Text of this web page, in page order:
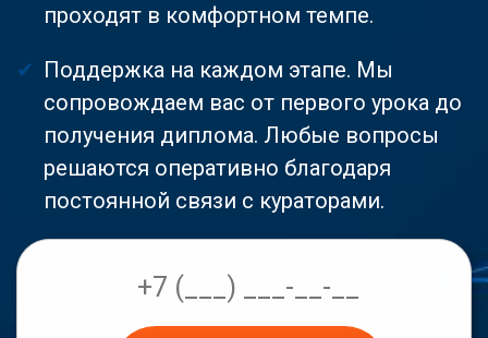
проходят в комфортном темпе.
Поддержка на каждом этапе. Мы
сопровождаем вас от первого урока до
получения диплома. Любые вопросы
решаются оперативно благодаря
постоянной связи с кураторами.